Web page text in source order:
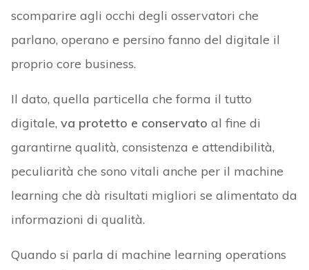
scomparire agli occhi degli osservatori che
parlano, operano e persino fanno del digitale il
proprio core business.
Il dato, quella particella che forma il tutto
digitale, va protetto e conservato al fine di
garantirne qualità, consistenza e attendibilità,
peculiarità che sono vitali anche per il machine
learning che dà risultati migliori se alimentato da
informazioni di qualità.
Quando si parla di machine learning operations